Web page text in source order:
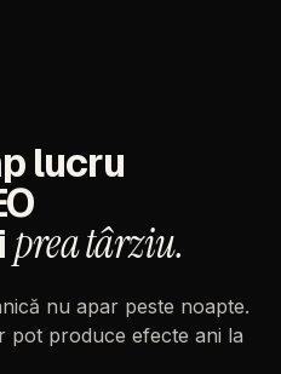
lucru
preatârziu.
nu apar peste noapte.
pot produce efecte ani la